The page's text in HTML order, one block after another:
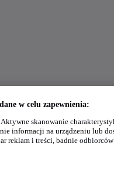
w celu zapewnienia:
skanowanie
informacji na urządzeniu lub
reklam i treści, badnie